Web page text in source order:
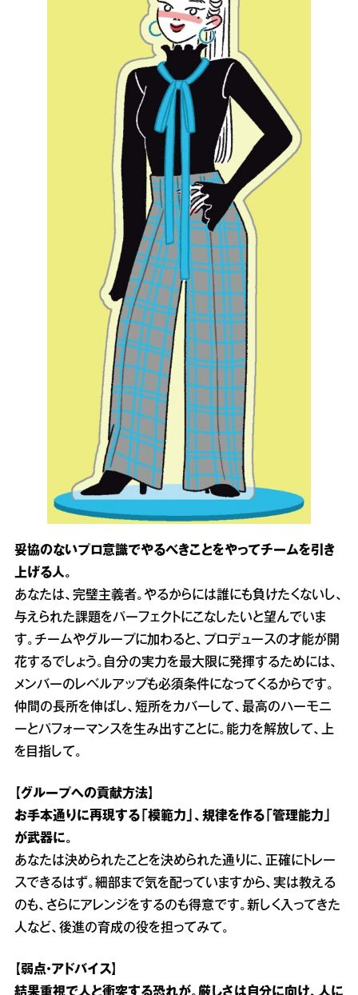
妥協のないプロ意識でやるべきことをやってチームを引き
上げる人。
あなたは、完璧主義者。やるからには誰にも負けたくないし、
与えられた課題をパーフェクトにこなしたいと望んでいま
す。チームやグループに加わると、プロデュースの才能が開
花するでしょう。自分の実力を最大限に発揮するためには、
メンバーのレベルアップも必須条件になってくるからです。
仲間の長所を伸ばし、短所をカバーして、最高のハーモニ
ーとパフォーマンスを生み出すことに。能力を解放して、上
を目指して。
【グループへの貢献方法】
お手本通りに再現する「模範力」、規律を作る「管理能力」
が武器に。
あなたは決められたことを決められた通りに、正確にトレー
スできるはず。細部まで気を配っていますから、実は教える
のも、さらにアレンジをするのも得意です。新しく入ってきた
人など、後進の育成の役を担ってみて。
【弱点・アドバイス】
結果重視で人と衝突する恐れが。厳しさは自分に向け、人に